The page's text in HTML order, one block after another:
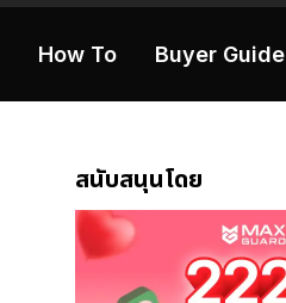
How To Buyer Guide
สนับสนุนโดย